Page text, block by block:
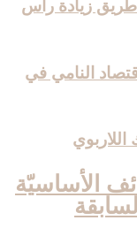
طريق زيادة رأس
النامي في
الأساسيّة